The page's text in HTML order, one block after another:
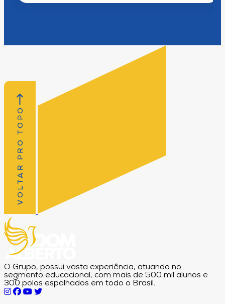
VOLTAR PRO TOPO
O Grupo, possui vasta experiência, atuando no
segmento educacional, com mais de 500 mil alunos e
300 polos espalhados em todo o Brasil.